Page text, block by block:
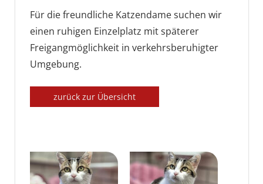
Für die freundliche Katzendame suchen wir
einen ruhigen Einzelplatz mit späterer
Freigangmöglichkeit in verkehrsberuhigter
Umgebung.
zurück zur Übersicht